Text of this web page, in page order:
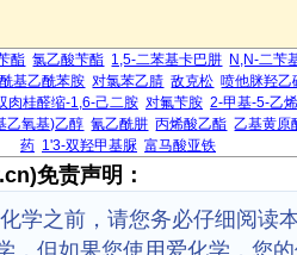
酯 氯乙酸苄酯 1,5-二苯基卡巴肼 N,N-二苄
基乙酰苯胺 对氯苯乙腈 敌克松 喷他脒羟乙
肉桂醛缩-1,6-己二胺 对氟苄胺 2-甲基-5-乙
乙氧基)乙醇 氰乙酰肼 丙烯酸乙酯 乙基黄原
药 1'3-双羟甲基脲 富马酸亚铁
免责声明：
学之前，请您务必仔细阅读
，但如果您使用爱化学，您